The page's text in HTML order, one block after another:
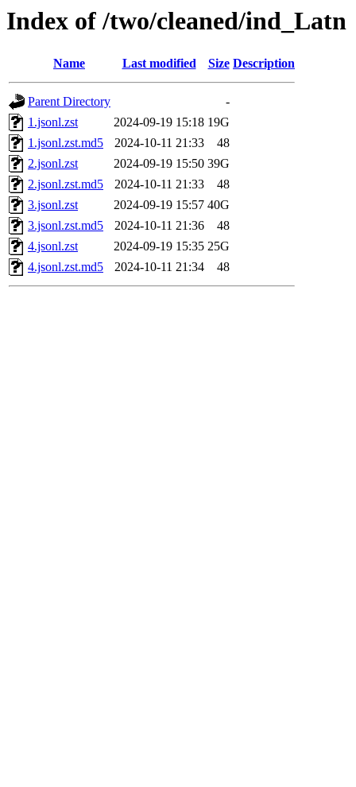
Index of /two/cleaned/ind_Latn
Name Last modified Size Description
Parent Directory
-
1.jsonl.zst
2024-09-19 15:18 19G
1.jsonl.zst.md5
2024-10-11 21:33
48
2.jsonl.zst
2024-09-19 15:50 39G
2.jsonl.zst.md5
2024-10-11 21:33
48
3.jsonl.zst
2024-09-19 15:57 40G
3.jsonl.zst.md5
2024-10-11 21:36
48
4.jsonl.zst
2024-09-19 15:35 25G
4.jsonl.zst.md5
2024-10-11 21:34 48